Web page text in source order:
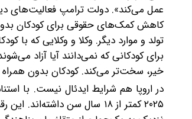
عمل می‌کند». دولت ترامپ فعالیت‌های
کاهش کمک‌های حقوقی برای کودکان
تولد و موارد دیگر. وکلا و وکلایی که با
برای کودکانی که نمی‌دانند آیا آزاد
خیر، سخت‌تر می‌کند. کودکان بدون